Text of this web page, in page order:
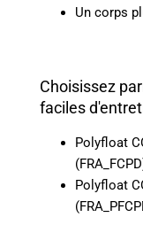
Un corps
Choisissez
faciles
Polyfloat
Polyfloat